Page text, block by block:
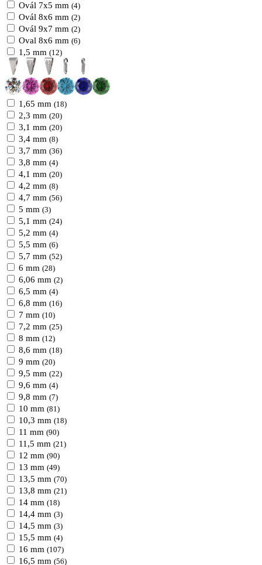
Ovál 7x5 mm (4)
Ovál 8x6 mm (2)
Ovál 9x7 mm (2)
Oval 8x6 mm (6)
1,5 mm (12)
1,65 mm (18)
2,3 mm (20)
3,1 mm (20)
3,4 mm (8)
3,7 mm (36)
3,8 mm (4)
4,1 mm (20)
4,2 mm (8)
4,7 mm (56)
5 mm (3)
5,1 mm (24)
5,2 mm (4)
5,5 mm (6)
5,7 mm (52)
6 mm (28)
6,06 mm (2)
6,5 mm (4)
6,8 mm (16)
7 mm (10)
7,2 mm (25)
8 mm (12)
8,6 mm (18)
9 mm (20)
9,5 mm (22)
9,6 mm (4)
9,8 mm (7)
10 mm (81)
10,3 mm (18)
11 mm (90)
11,5 mm (21)
12 mm (90)
13 mm (49)
13,5 mm (70)
13,8 mm (21)
14 mm (18)
14,4 mm (3)
14,5 mm (3)
15,5 mm (4)
16 mm (107)
16,5 mm (56)